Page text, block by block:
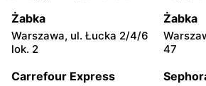
Janki, ul. Mszczonowska 3
CCC
Siwińskiego 2
CCC
Józefa
Żabka
Warszawa, ul. Łucka 2/4/6
lok. 2
Żabka
47
Carrefour Express